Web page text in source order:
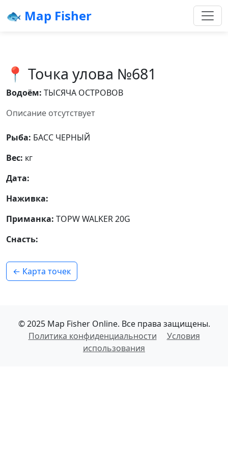
🐟 Map Fisher
📍 Точка улова №681
Водоём: ТЫСЯЧА ОСТРОВОВ
Описание отсутствует
Рыба: БАСС ЧЕРНЫЙ
Вес: кг
Дата:
Наживка:
Приманка: TOPW WALKER 20G
Снасть:
← Карта точек
© 2025 Map Fisher Online. Все права защищены.
Политика конфиденциальности
Условия
использования